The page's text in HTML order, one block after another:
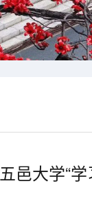
五邑大学“